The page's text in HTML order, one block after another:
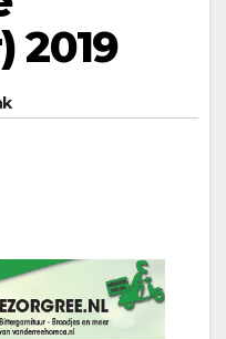
2019